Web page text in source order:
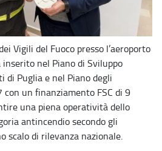
Vigili del Fuoco presso l’aeroporto
inserito nel Piano di Sviluppo
di Puglia e nel Piano degli
un finanziamento FSC di 9
una piena operatività dello
antincendio secondo gli
scalo di rilevanza nazionale.